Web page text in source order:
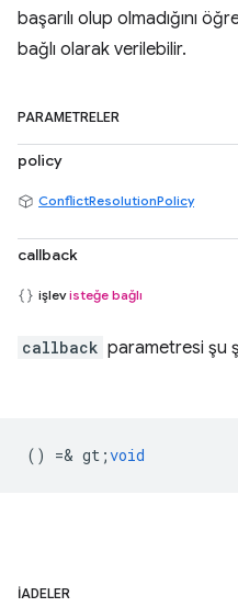
başarılı olup olmadığını
bağlı olarak verilebilir.
PARAMETRELER
policy
ConflictResolutionPolicy
callback
işlevisteğe bağlı
callback parametresi şu
() =& gt;void
İADELER